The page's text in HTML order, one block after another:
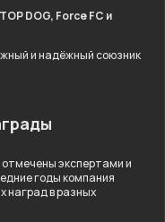
DOG, Force FC и
и надёжный союзник
экспертами и
годы компания
наград в разных